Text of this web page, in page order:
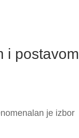
i postavom
je izbor